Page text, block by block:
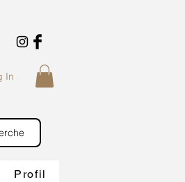
In
Profil